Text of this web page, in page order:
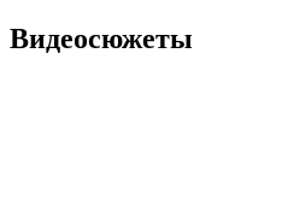
Видеосюжеты